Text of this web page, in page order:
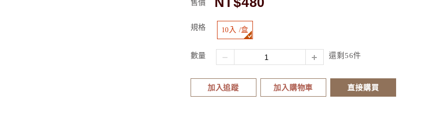
售價
規格 10入 /盒
數量 還剩56件
加入追蹤 加入購物車 直接購買